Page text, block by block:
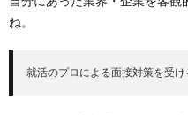
ね。
就活のプロによる面接対策を受